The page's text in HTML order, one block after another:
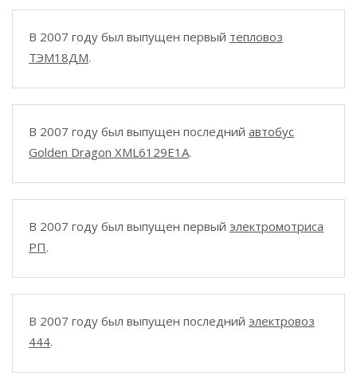
В 2007 году был выпущен первый тепловоз
ТЭМ18ДМ.
В 2007 году был выпущен последний автобус
Golden Dragon XML6129E1A.
В 2007 году был выпущен первый электромотриса
РП.
В 2007 году был выпущен последний электровоз
444.